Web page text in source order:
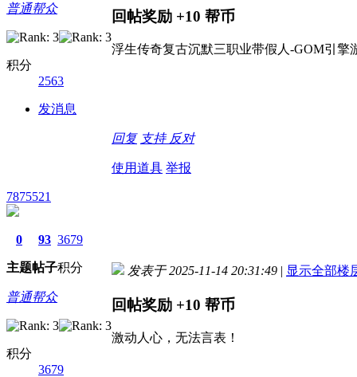
普通帮众
积分
2563
发消息
回帖奖励 +10 帮币
浮生传奇复古沉默三职业带假人-GOM引擎
回复 支持 反对
使用道具 举报
7875521
0
主题
93
帖子
3679
积分
普通帮众
积分
3679
发表于 2025-11-14 20:31:49 | 显示全部楼
回帖奖励 +10 帮币
激动人心，无法言表！